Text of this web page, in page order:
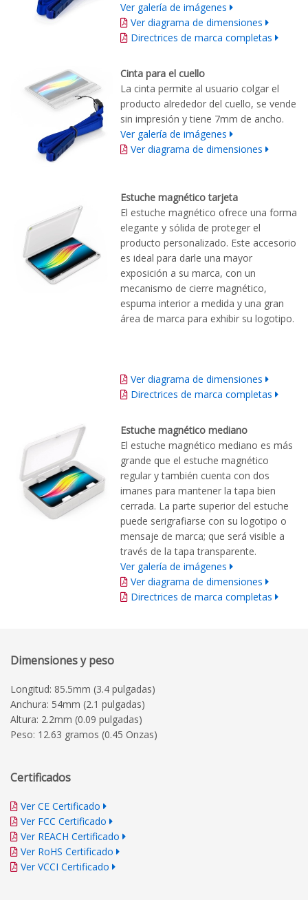
Ver galería de imágenes
Ver diagrama de dimensiones
Directrices de marca completas
Cinta para el cuello
La cinta permite al usuario colgar el
producto alrededor del cuello, se vende
sin impresión y tiene 7mm de ancho.
Ver galería de imágenes
Ver diagrama de dimensiones
Estuche magnético tarjeta
El estuche magnético ofrece una forma
elegante y sólida de proteger el
producto personalizado. Este accesorio
es ideal para darle una mayor
exposición a su marca, con un
mecanismo de cierre magnético,
espuma interior a medida y una gran
área de marca para exhibir su logotipo.
Ver diagrama de dimensiones
Directrices de marca completas
Estuche magnético mediano
El estuche magnético mediano es más
grande que el estuche magnético
regular y también cuenta con dos
imanes para mantener la tapa bien
cerrada. La parte superior del estuche
puede serigrafiarse con su logotipo o
mensaje de marca; que será visible a
través de la tapa transparente.
Ver galería de imágenes
Ver diagrama de dimensiones
Directrices de marca completas
Dimensiones y peso
Longitud: 85.5mm (3.4 pulgadas)
Anchura: 54mm (2.1 pulgadas)
Altura: 2.2mm (0.09 pulgadas)
Peso: 12.63 gramos (0.45 Onzas)
Certificados
Ver CE Certificado
Ver FCC Certificado
Ver REACH Certificado
Ver RoHS Certificado
Ver VCCI Certificado